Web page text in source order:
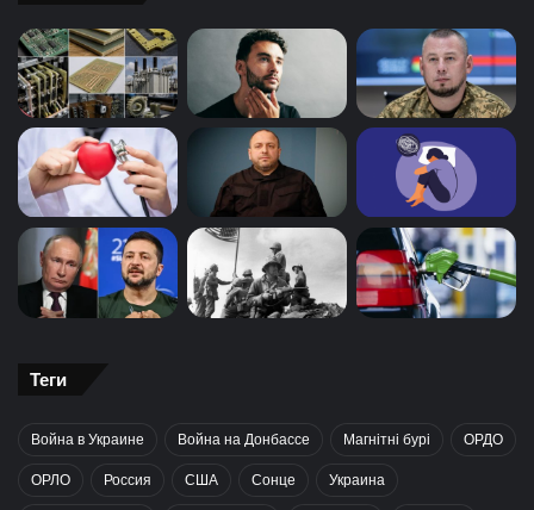
Теги
Война в Украине Война на Донбассе Магнітні бурі ОРДО
ОРЛО Россия США Сонце Украина